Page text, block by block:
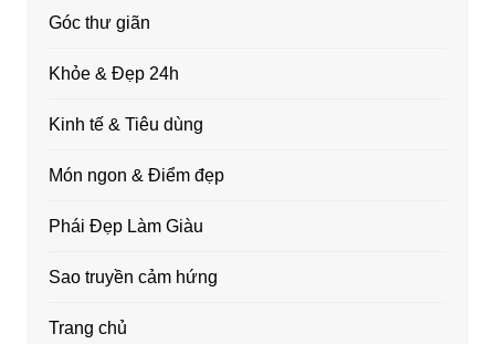
Góc thư giãn
Khỏe & Đẹp 24h
Kinh tế & Tiêu dùng
Món ngon & Điểm đẹp
Phái Đẹp Làm Giàu
Sao truyền cảm hứng
Trang chủ